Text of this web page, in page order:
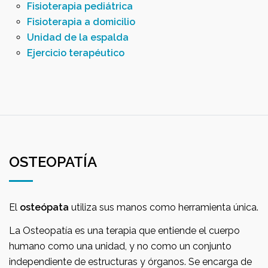
Fisioterapia pediátrica
Fisioterapia a domicilio
Unidad de la espalda
Ejercicio terapéutico
OSTEOPATÍA
El osteópata utiliza sus manos como herramienta única.
La Osteopatía es una terapia que entiende el cuerpo
humano como una unidad, y no como un conjunto
independiente de estructuras y órganos. Se encarga de